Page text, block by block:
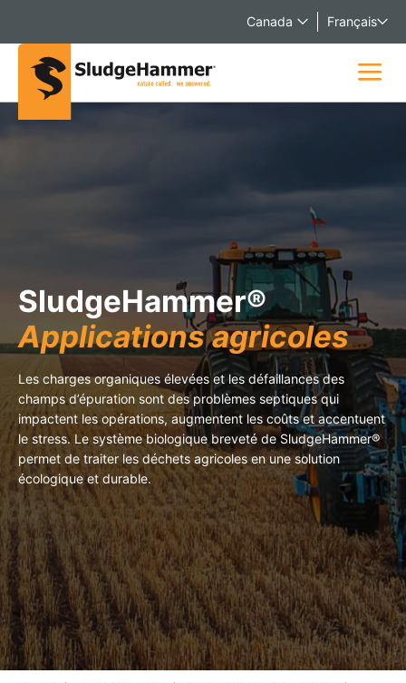
Canada Français
SludgeHammer®
Applications agricoles
Les charges organiques élevées et les défaillances des
champs d’épuration sont des problèmes septiques qui
impactent les opérations, augmentent les coûts et accentuent
le stress. Le système biologique breveté de SludgeHammer®
permet de traiter les déchets agricoles en une solution
écologique et durable.